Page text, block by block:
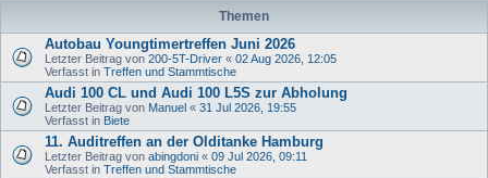
Themen
Autobau Youngtimertreffen Juni 2026
Letzter Beitrag von 200-5T-Driver « 02 Aug 2026, 12:05
Verfasst in Treffen und Stammtische
Audi 100 CL und Audi 100 L5S zur Abholung
Letzter Beitrag von Manuel « 31 Jul 2026, 19:55
Verfasst in Biete
11. Auditreffen an der Olditanke Hamburg
Letzter Beitrag von abingdoni « 09 Jul 2026, 09:11
Verfasst in Treffen und Stammtische